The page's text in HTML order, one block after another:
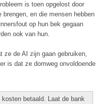
is toen opgelost door
en die mensen hebben
op hun bek gegaan
ook van hun.
ze de AI zijn gaan gebruiken,
is dat ze domweg onvoldoende
betaald. Laat de bank